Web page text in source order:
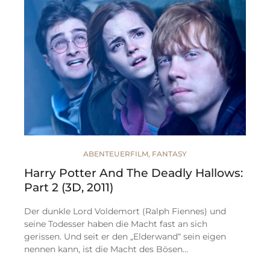
ABENTEUERFILM, FANTASY
Harry Potter And The Deadly Hallows:
Part 2 (3D, 2011)
Der dunkle Lord Voldemort (Ralph Fiennes) und
seine Todesser haben die Macht fast an sich
gerissen. Und seit er den „Elderwand“ sein eigen
nennen kann, ist die Macht des Bösen…